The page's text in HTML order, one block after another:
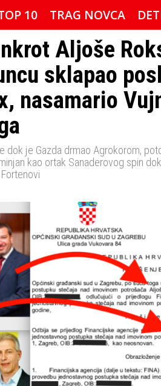
10 TRAG NOVCA
FACE
Aljoše
sklapao
nasamario
dok je Gazda drmao Agrokorom,
kao ortak Sanaderovog spin